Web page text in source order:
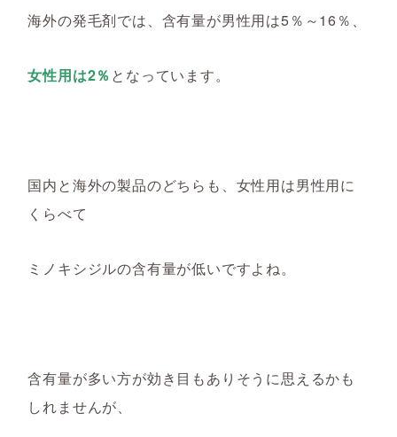
海外の発毛剤では、 含有量が男性用は5％～16％、
女性用は2％ となっています。
国内と海外の製品のどちらも、女性用は男性用に
くらべて
ミノキシジルの含有量が低いですよね。
含有量が多い方が効き目もありそうに思えるかも
しれませんが、